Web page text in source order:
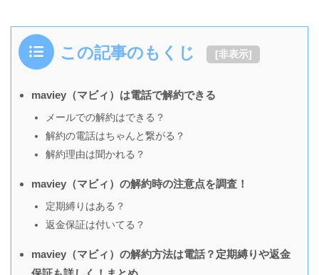
この記事のもくじ [非表示]
maviey（マビィ）は電話で解約できる
メールでの解約はできる？
解約の電話はちゃんと繋がる？
解約理由は聞かれる？
maviey（マビィ）の解約時の注意点を調査！
定期縛りはある？
返金保証は付いてる？
maviey（マビィ）の解約方法は電話？定期縛りや返金